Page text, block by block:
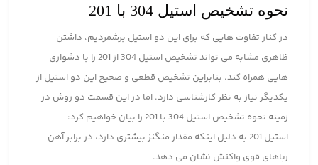
نحوه تشخیص استیل 304 با 201
در کنار تفاوت هایی که برای این دو استیل برشمردیم، داشتن
ظاهری مشابه می تواند تشخیص استیل 304 از 201 را با دشواری
هایی همراه کند. بنابراین تشخیص قطعی و صحیح این دو استیل از
یکدیگر نیاز به نظر کارشناسی دارد. اما در این قسمت دو روش در
زمینه نحوه تشخیص استیل 304 با 201 را بیان خواهیم کرد:
استیل 201 به دلیل اینکه مقدار منگنز بیشتری دارد، در برابر آهن
رباهای قوی واکنش نشان می دهد.